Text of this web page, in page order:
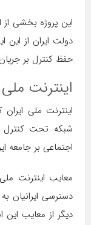
این پروژه بخشی
دولت ایران از این
حفظ کنترل بر
اینترنت
اینترنت ملی
شبکه تحت
اجتماعی بر جامعه
معایب اینترنت
دسترسی ایرانیان
دیگر از معایب